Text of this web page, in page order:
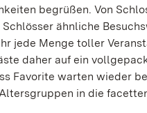
begrüßen. Von
ähnliche
jede Menge toller
daher auf ein
Favorite warten wieder
in die